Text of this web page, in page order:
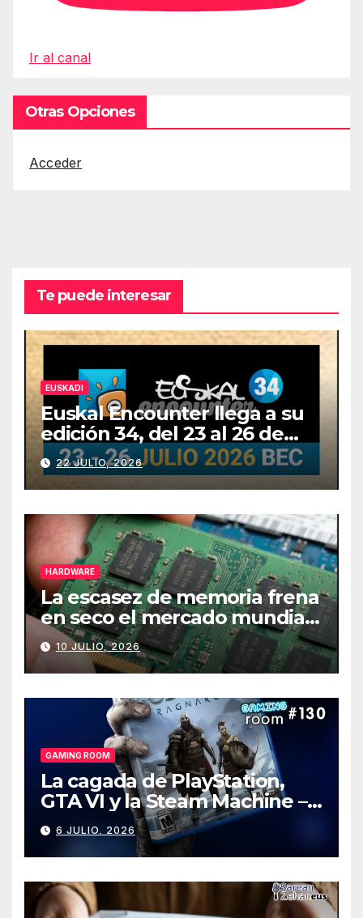
Ir al canal
Otras Opciones
Acceder
Te puede interesar
EUSKADI
Euskal Encounter llega a su
edición 34, del 23 al 26 de
julio
22 JULIO, 2026
HARDWARE
La escasez de memoria frena
en seco el mercado mundial
de PCs
10 JULIO, 2026
GAMING ROOM
La cagada de PlayStation,
GTA VI y la Steam Machine –
Gaming Room #130
6 JULIO, 2026